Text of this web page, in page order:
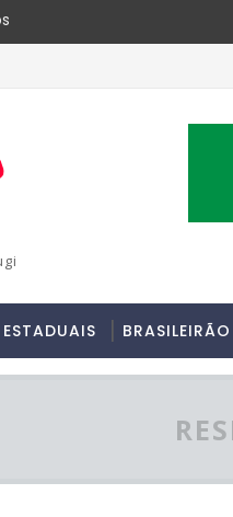
ESTADUAIS BRASILEIRÃO